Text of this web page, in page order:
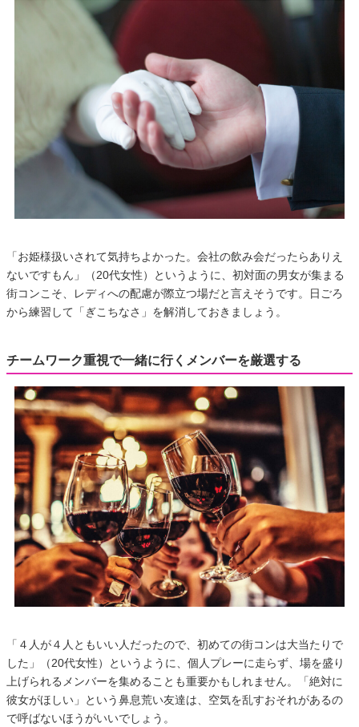
「お姫様扱いされて気持ちよかった。会社の飲み会だったらありえ
ないですもん」（20代女性）というように、初対面の男女が集まる
街コンこそ、レディへの配慮が際立つ場だと言えそうです。日ごろ
から練習して「ぎこちなさ」を解消しておきましょう。
チームワーク重視で一緒に行くメンバーを厳選する
「４人が４人ともいい人だったので、初めての街コンは大当たりで
した」（20代女性）というように、個人プレーに走らず、場を盛り
上げられるメンバーを集めることも重要かもしれません。「絶対に
彼女がほしい」という鼻息荒い友達は、空気を乱すおそれがあるの
で呼ばないほうがいいでしょう。